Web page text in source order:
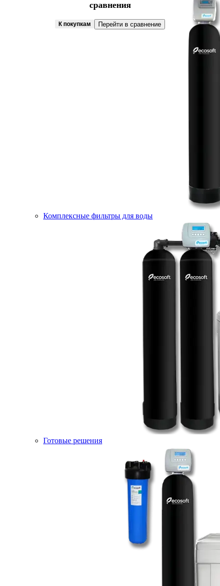
Комплексные фильтры для воды
Готовые решения
сравнения
К покупкам Перейти в сравнение